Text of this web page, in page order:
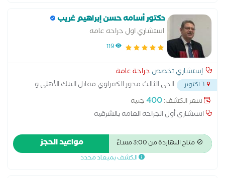
متخصصة، بما يضمن تقديم خدمة طبية دقيقة وفق أحدث الأساليب
العلاجية.
دكتور أسامه حسن إبراهيم غريب
استشاري اول جراحه عامه
119
إستشاري تخصص جراحة عامة
الحي الثالث محور الكفراوي مقابل البنك الأهلي و
بالقرب من مسجد عماد راغب... سعر الكشف:400جنيه
استشاري أول الجراحه العامه بالشرقيه
متاح النهاردة من 3:00 مساءً مواعيد الحجز
الكشف بميعاد محدد